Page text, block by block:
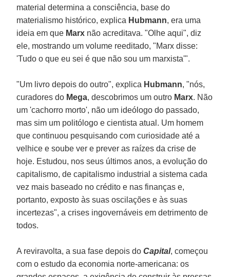
material determina a consciência, base do
materialismo histórico, explica Hubmann, era uma
ideia em que Marx não acreditava. "Olhe aqui", diz
ele, mostrando um volume reeditado, "Marx disse:
'Tudo o que eu sei é que não sou um marxista'".
"Um livro depois do outro", explica Hubmann, "nós,
curadores do Mega, descobrimos um outro Marx. Não
um 'cachorro morto', não um ideólogo do passado,
mas sim um politólogo e cientista atual. Um homem
que continuou pesquisando com curiosidade até a
velhice e soube ver e prever as raízes da crise de
hoje. Estudou, nos seus últimos anos, a evolução do
capitalismo, de capitalismo industrial a sistema cada
vez mais baseado no crédito e nas finanças e,
portanto, exposto às suas oscilações e às suas
incertezas", a crises ingovernáveis em detrimento de
todos.
A reviravolta, a sua fase depois doCapital, começou
com o estudo da economia norte-americana: os